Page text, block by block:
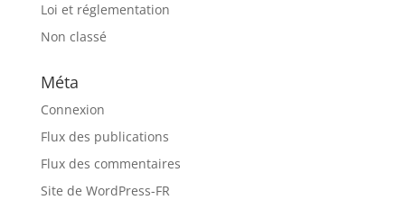
Loi et réglementation
Non classé
Méta
Connexion
Flux des publications
Flux des commentaires
Site de WordPress-FR